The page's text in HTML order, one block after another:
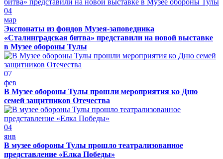
04
мар
Экспонаты из фондов Музея-заповедника
«Сталинградская битва» представили на новой выставке
в Музее обороны Тулы
07
фев
В Музее обороны Тулы прошли мероприятия ко Дню
семей защитников Отечества
04
янв
В музее обороны Тулы прошло театрализованное
представление «Елка Победы»